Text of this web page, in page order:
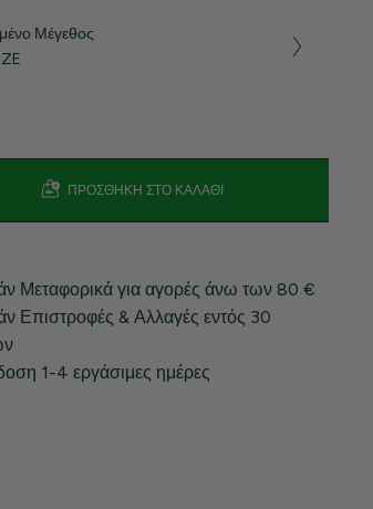
Μέγεθος
ΠΡΟΣΘΉΚΗ ΣΤΟ ΚΑΛΆΘΙ
Μεταφορικά για αγορές άνω των 80 €
Επιστροφές & Αλλαγές εντός 30
1-4 εργάσιμες ημέρες